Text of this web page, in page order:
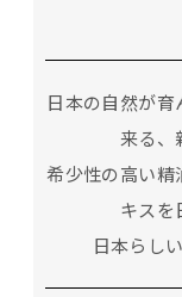
日本の自然が
来る、
希少性の高い精
キスを
日本らし